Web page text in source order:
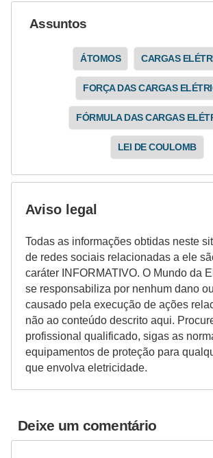
Assuntos
ÁTOMOS CARGAS
FORÇA DAS CARGAS
FÓRMULA DAS CARGAS
LEI DE COULOMB
Aviso legal
Todas as informações obtidas neste
de redes sociais relacionadas a ele
caráter INFORMATIVO. O Mundo da
se responsabiliza por nenhum dano
causado pela execução de ações
não ao conteúdo descrito aqui.
profissional qualificado, sigas as
equipamentos de proteção para
que envolva eletricidade.
Deixe um comentário